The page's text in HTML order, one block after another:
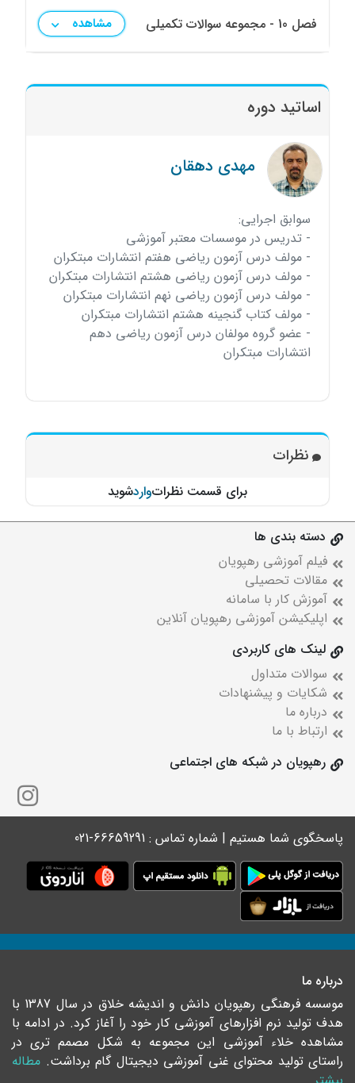
فصل 10 - مجموعه سوالات تکمیلی مشاهده
اساتید دوره
مهدی دهقان
سوابق اجرایی:
- تدریس در موسسات معتبر آموزشی
- مولف درس آزمون ریاضی هفتم انتشارات مبتکران
- مولف درس آزمون ریاضی هشتم انتشارات مبتکران
- مولف درس آزمون ریاضی نهم انتشارات مبتکران
- مولف کتاب گنجینه هشتم انتشارات مبتکران
- عضو گروه مولفان درس آزمون ریاضی دهم
انتشارات مبتکران
نظرات
برای قسمت نظراتواردشوید
دسته بندی ها
فیلم آموزشی رهپویان
مقالات تحصیلی
آموزش کار با سامانه
اپلیکیشن آموزشی رهپویان آنلاین
لینک های کاربردی
سوالات متداول
شکایات و پیشنهادات
درباره ما
ارتباط با ما
رهپویان در شبکه های اجتماعی
پاسخگوی شما هستیم | شماره تماس : 66659291-021
درباره ما
موسسه فرهنگی رهپویان دانش و اندیشه خلاق در سال 1387 با
هدف تولید نرم افزارهای آموزشی کار خود را آغاز کرد. در ادامه با
مشاهده خلاء آموزشی این مجموعه به شکل مصمم تری در
راستای تولید محتوای غنی آموزشی دیجیتال گام برداشت. مطاله